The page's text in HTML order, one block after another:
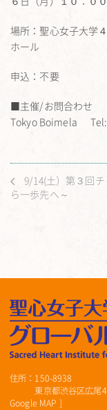
場所：聖心女子大学
ホール
申込：不要
■主催/お問合わせ
Tokyo Boimela Tel:
9/14(土）第３回
ら一歩先へ～
住所：150-8938
東京都渋谷区広尾4-
Google MAP ]